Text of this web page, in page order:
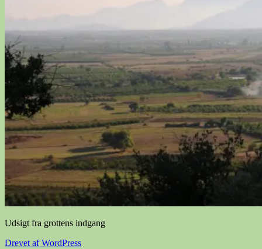
Udsigt fra grottens indgang
Drevet af WordPress